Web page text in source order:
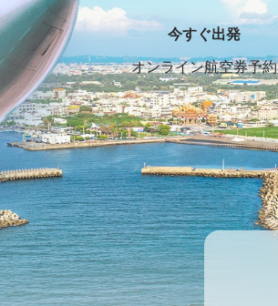
今すぐ出発
オンライン航空券予約